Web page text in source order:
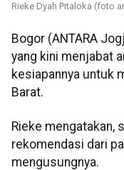
Rieke Dyah Pitaloka (foto
Bogor (ANTARA
yang kini menjabat
kesiapannya untuk
Barat.
Rieke mengatakan,
rekomendasi dari
mengusungnya.